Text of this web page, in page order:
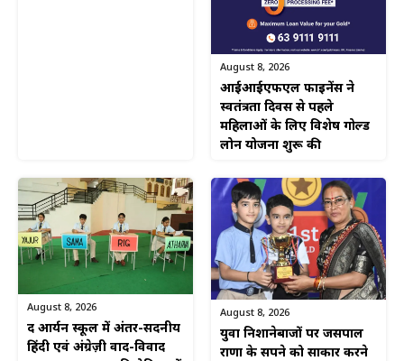
August 8, 2026
आईआईएफएल फाइनेंस ने
स्वतंत्रता दिवस से पहले
महिलाओं के लिए विशेष गोल्ड
लोन योजना शुरू की
August 8, 2026
द आर्यन स्कूल में अंतर-सदनीय
हिंदी एवं अंग्रेज़ी वाद-विवाद
August 8, 2026
युवा निशानेबाजों पर जसपाल
राणा के सपने को साकार करने